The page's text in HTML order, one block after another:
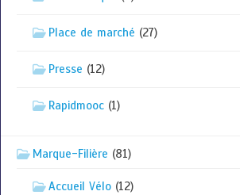
Place de marché (27)
Presse (12)
Rapidmooc (1)
Marque-Filière (81)
Accueil Vélo (12)